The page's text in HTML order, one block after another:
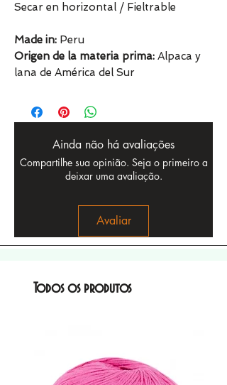
Secar en horizontal / Fieltrable
Made in: Peru
Origen de la materia prima: Alpaca y
lana de América del Sur
Ainda não há avaliações
Compartilhe sua opinião. Seja o primeiro a
deixar uma avaliação.
Avaliar
Todos os produtos